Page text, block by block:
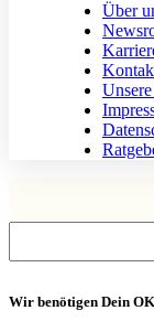
Über
Wir benötigen Dein